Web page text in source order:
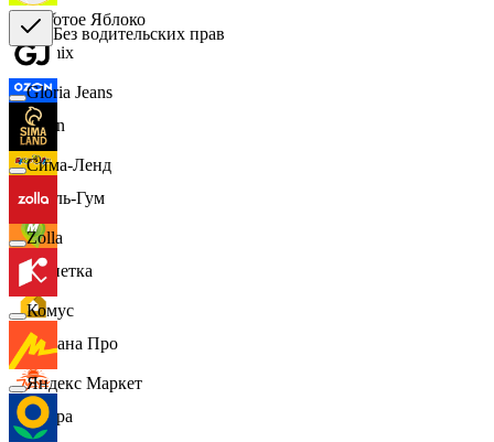
Demix
Ozon
Бубль-Гум
Монетка
Лемана Про
7 утра
Золотое Яблоко
Gloria Jeans
Сима-Ленд
Zolla
Комус
Яндекс Маркет
Без водительских прав